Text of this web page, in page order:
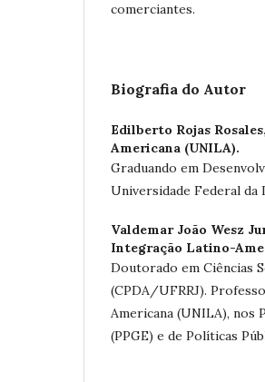
comerciantes.
Biografia do Autor
Edilberto Rojas Rosales,
Americana (UNILA).
Graduando em
Universidade Federal
Valdemar João Wesz
Integração Latino-
Doutorado em Ciências
(CPDA/UFRRJ).
Americana (UNILA), nos
(PPGE) e de Políticas